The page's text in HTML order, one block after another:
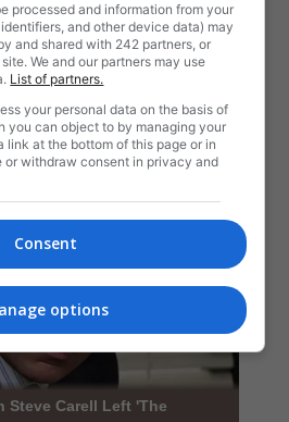
processed and information from your
and other device data) may
and shared with 242 partners, or
We and our partners may use
List of partners.
your personal data on the basis of
you can object to by managing your
link at the bottom of this page or in
or withdraw consent in privacy and
Consent
options